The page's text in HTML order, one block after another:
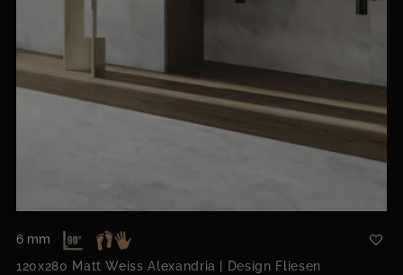
6 mm
120x280 Matt Weiss Alexandria | Design Fliesen